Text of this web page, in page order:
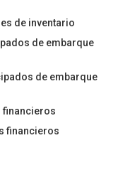
de inventario
de embarque
de embarque
financieros
financieros